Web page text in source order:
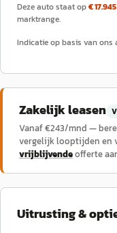
Deze auto staat op€ 17.945
marktrange.
Indicatie op basis van ons
Zakelijk leasen
Vanaf €243/mnd —
vergelijk looptijden en
vrijblijvendeofferte
Uitrusting &